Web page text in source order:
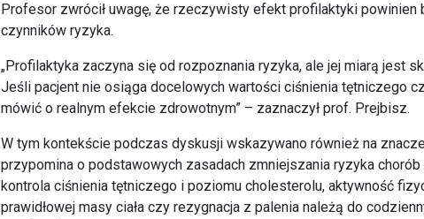
Profesor zwrócił uwagę, że rzeczywisty efekt profilaktyki
czynników ryzyka.
„Profilaktyka zaczyna się od rozpoznania ryzyka, ale jej miarą jest
Jeśli pacjent nie osiąga docelowych wartości ciśnienia tętniczego
mówić o realnym efekcie zdrowotnym” – zaznaczył prof. Prejbisz.
W tym kontekście podczas dyskusji wskazywano również na
przypomina o podstawowych zasadach zmniejszania ryzyka
kontrola ciśnienia tętniczego i poziomu cholesterolu, aktywność
prawidłowej masy ciała czy rezygnacja z palenia należą do